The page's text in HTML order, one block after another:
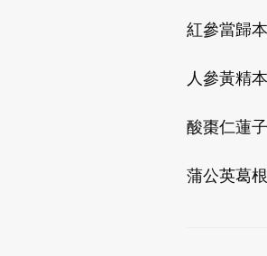
紅參當歸
人參黃精
酸棗仁蓮
蒲公英葛